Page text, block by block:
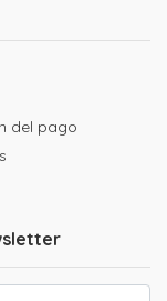
del pago